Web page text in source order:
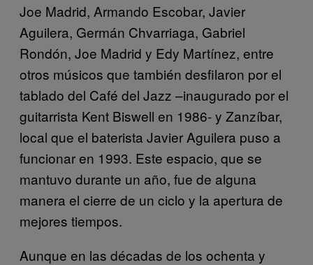
Joe Madrid, Armando Escobar, Javier
Aguilera, Germán Chvarriaga, Gabriel
Rondón, Joe Madrid y Edy Martínez, entre
otros músicos que también desfilaron por el
tablado del Café del Jazz –inaugurado por el
guitarrista Kent Biswell en 1986- y Zanzíbar,
local que el baterista Javier Aguilera puso a
funcionar en 1993. Este espacio, que se
mantuvo durante un año, fue de alguna
manera el cierre de un ciclo y la apertura de
mejores tiempos.
Aunque en las décadas de los ochenta y